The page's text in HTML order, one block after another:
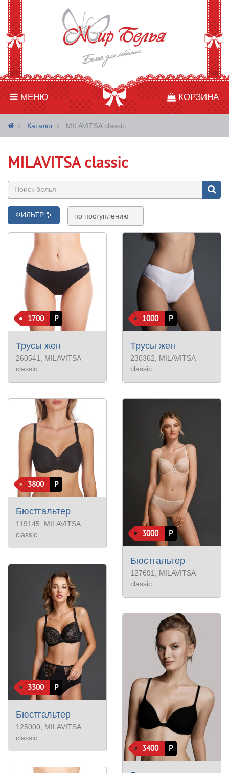
МЕНЮ КОРЗИНА
Каталог MILAVITSA classic
MILAVITSA classic
ФИЛЬТР
1700 Р
Трусы жен
260541
, MILAVITSA
classic
3800 Р
Бюстгальтер
119145 , MILAVITSA
classic
3300 Р
Бюстгальтер
125000 , MILAVITSA
classic
1000 Р
Трусы жен
230362 , MILAVITSA
classic
3000 Р
Бюстгальтер
127691
, MILAVITSA
classic
3400 Р